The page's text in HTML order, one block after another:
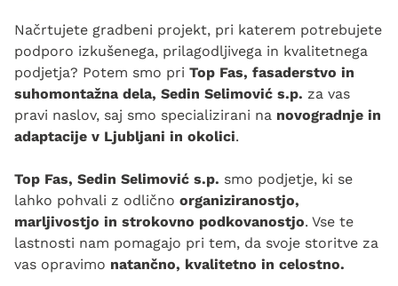
Načrtujete gradbeni projekt, pri katerem potrebujete
podporo izkušenega, prilagodljivega in kvalitetnega
podjetja? Potem smo pri Top Fas, fasaderstvo in
suhomontažna dela, Sedin Selimović s.p. za vas
pravi naslov, saj smo specializirani na novogradnje in
adaptacije v Ljubljani in okolici.
Top Fas, Sedin Selimović s.p. smo podjetje, ki se
lahko pohvali z odlično organiziranostjo,
marljivostjo in strokovno podkovanostjo. Vse te
lastnosti nam pomagajo pri tem, da svoje storitve za
vas opravimo natančno, kvalitetno in celostno.